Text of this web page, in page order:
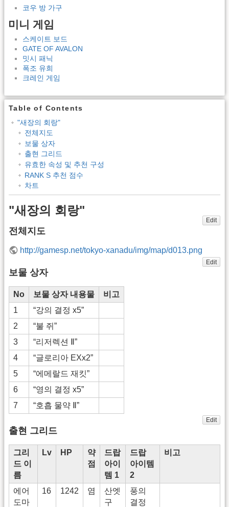
코우 방 가구
미니 게임
스케이트 보드
GATE OF AVALON
밋시 패닉
폭조 유희
크레인 게임
Table of Contents
"새장의 회랑"
전체지도
보물 상자
출현 그리드
유효한 속성 및 추천 구성
RANK S 추천 점수
차트
"새장의 회랑"
Edit
전체지도
http://gamesp.net/tokyo-xanadu/img/map/d013.png
Edit
보물 상자
No 보물 상자 내용물
비고
1
“강의 결정 x5”
2
“불 쥐”
3
“리저렉션 Ⅱ”
4
“글로리아 EXx2”
5
“에메랄드 재킷”
6
“영의 결정 x5”
7
“호흡 물약 Ⅱ”
Edit
출현 그리드
그리
드 이
름
Lv HP
약
점
드랍
아이
템 1
드랍
아이템
2
비고
에어
도마
16 1242 염
산엣
구
풍의
결정